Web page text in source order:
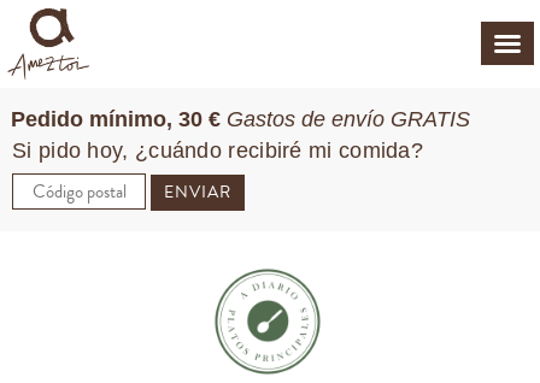
Si pido hoy, ¿cuándo recibiré mi comida?
ENVIAR
Pedido mínimo, 30 € Gastos de envío GRATIS